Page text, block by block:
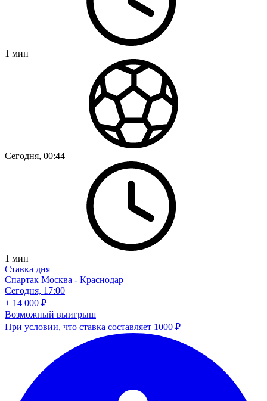
1 мин
Сегодня, 00:44
1 мин
Ставка дня
Спартак Москва - Краснодар
Сегодня, 17:00
+ 14 000 ₽
Возможный выигрыш
При условии, что ставка составляет 1000 ₽